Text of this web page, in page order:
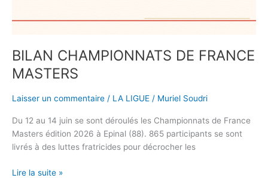
BILAN CHAMPIONNATS DE FRANCE
MASTERS
Laisser un commentaire / LA LIGUE / Muriel Soudri
Du 12 au 14 juin se sont déroulés les Championnats de France
Masters édition 2026 à Epinal (88). 865 participants se sont
livrés à des luttes fratricides pour décrocher les
Lire la suite »